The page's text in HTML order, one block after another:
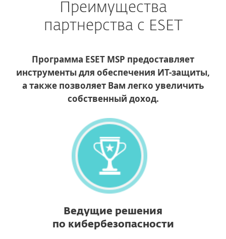
Преимущества
партнерства с ESET
Программа ESET MSP предоставляет
инструменты для обеспечения ИТ-защиты,
а также позволяет Вам легко увеличить
собственный доход.
Ведущие решения
по кибербезопасности